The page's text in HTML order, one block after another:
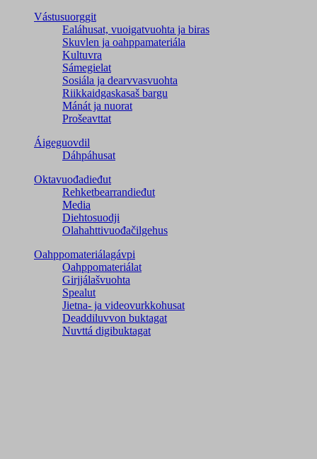
Vástusuorggit
Ealáhusat, vuoigatvuohta ja biras
Skuvlen ja oahppamateriála
Kultuvra
Sámegielat
Sosiála ja dearvvasvuohta
Riikkaidgaskasaš bargu
Mánát ja nuorat
Prošeavttat
Áigeguovdil
Dáhpáhusat
Oktavuođadieđut
Rehketbearrandieđut
Media
Diehtosuodji
Olahahttivuođačilgehus
Oahppomateriálagávpi
Oahppomateriálat
Girjjálašvuohta
Spealut
Jietna- ja videovurkkohusat
Deaddiluvvon buktagat
Nuvttá digibuktagat